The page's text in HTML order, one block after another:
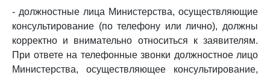
- должностные лица Министерства, осуществляющие
консультирование (по телефону или лично), должны
корректно и внимательно относиться к заявителям.
При ответе на телефонные звонки должностное лицо
Министерства, осуществляющее консультирование,